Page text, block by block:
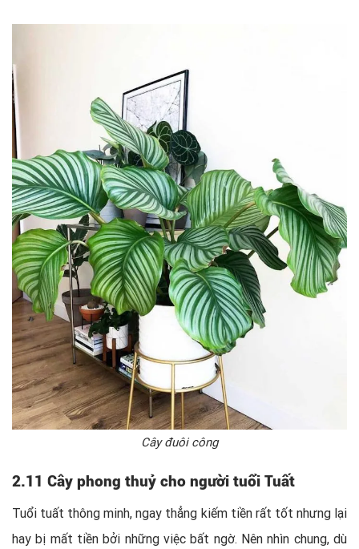
Cây đuôi công
2.11 Cây phong thuỷ cho người tuổi Tuất
Tuổi tuất thông minh, ngay thẳng kiếm tiền rất tốt nhưng lại
hay bị mất tiền bởi những việc bất ngờ. Nên nhìn chung, dù